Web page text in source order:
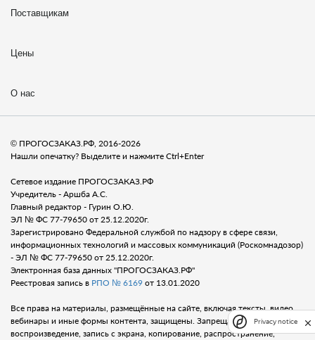
Поставщикам
Цены
О нас
© ПРОГОСЗАКАЗ.РФ, 2016-2026
Нашли опечатку? Выделите и нажмите Ctrl+Enter
Сетевое издание ПРОГОСЗАКАЗ.РФ
Учредитель - Аршба А.С.
Главный редактор - Гурин О.Ю.
ЭЛ № ФС 77-79650 от 25.12.2020г.
Зарегистрировано Федеральной службой по надзору в сфере связи,
информационных технологий и массовых коммуникаций (Роскомнадозор)
- ЭЛ № ФС 77-79650 от 25.12.2020г.
Электронная база данных "ПРОГОСЗАКАЗ.РФ"
Реестровая запись в РПО № 6169 от 13.01.2020
Все права на материалы, размещённые на сайте, включая тексты, видео,
вебинары и иные формы контента, защищены. Запрещается любое
воспроизведение, запись с экрана, копирование, распространение,
Privacy notice